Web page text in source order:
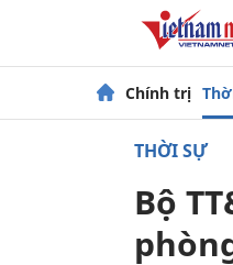
Chính trị
THỜI SỰ
Bộ